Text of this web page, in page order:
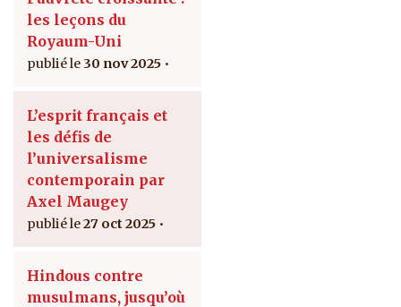
les leçons du
Royaum-Uni
30 nov 2025
L’esprit français et
les défis de
l’universalisme
contemporain par
Axel Maugey
27 oct 2025
Hindous contre
musulmans, jusqu’où